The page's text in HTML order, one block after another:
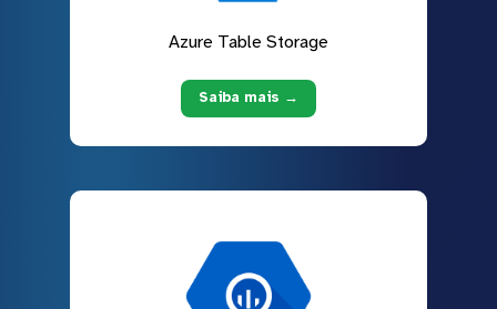
Azure Table Storage
Saiba mais →